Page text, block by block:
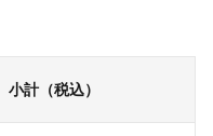
小計（税込）